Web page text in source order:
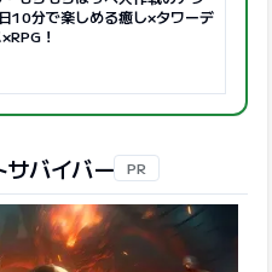
10分で楽しめる癒し×タワーデ
！
サバイバー PR